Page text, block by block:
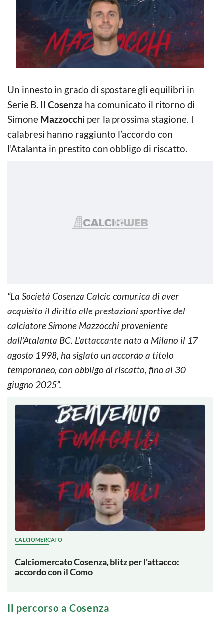
Un innesto in grado di spostare gli equilibri in
Serie B. Il Cosenza ha comunicato il ritorno di
Simone Mazzocchi per la prossima stagione. I
calabresi hanno raggiunto l’accordo con
l’Atalanta in prestito con obbligo di riscatto.
“La Società Cosenza Calcio comunica di aver
acquisito il diritto alle prestazioni sportive del
calciatore Simone Mazzocchi proveniente
dall’Atalanta BC. L’attaccante nato a Milano il 17
agosto 1998, ha siglato un accordo a titolo
temporaneo, con obbligo di riscatto, fino al 30
giugno 2025”.
CALCIOMERCATO
Calciomercato Cosenza, blitz per l'attacco:
accordo con il Como
Il percorso a Cosenza